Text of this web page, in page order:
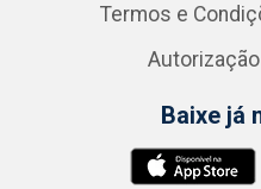
Termos e
Baixe já